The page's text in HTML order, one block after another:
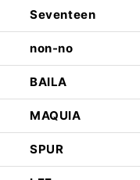
Seventeen
non-no
BAILA
MAQUIA
SPUR